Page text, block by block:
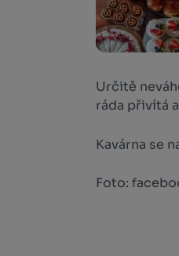
Určitě
ráda přivítá
Kavárna se
Foto: